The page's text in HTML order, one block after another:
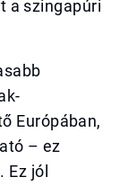
a szingapúri
Európában,
– ez
jól